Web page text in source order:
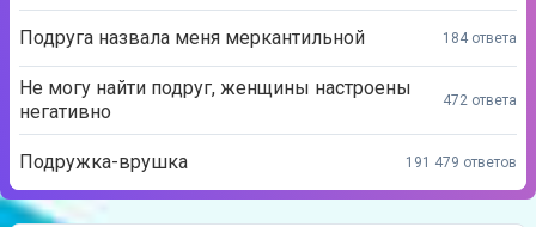
Подруга назвала меня меркантильной 184 ответа
Не могу найти подруг, женщины настроены
негативно
472 ответа
Подружка-врушка 191 479 ответов